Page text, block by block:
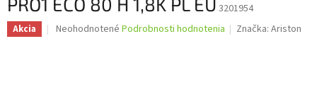
3201954
Akcia
Priemerné
Neohodnotené Podrobnosti hodnotenia Značka:Ariston